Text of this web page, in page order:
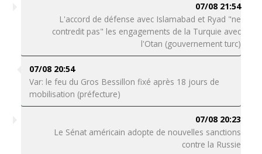
07/08 21:54
L'accord de défense avec Islamabad et Ryad "ne
contredit pas" les engagements de la Turquie avec
l'Otan (gouvernement turc)
07/08 20:54
Var: le feu du Gros Bessillon fixé après 18 jours de
mobilisation (préfecture)
07/08 20:23
Le Sénat américain adopte de nouvelles sanctions
contre la Russie